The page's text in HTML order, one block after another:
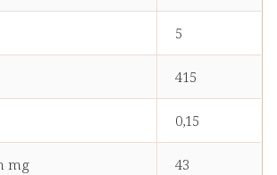
5
415
0,15
mg 43